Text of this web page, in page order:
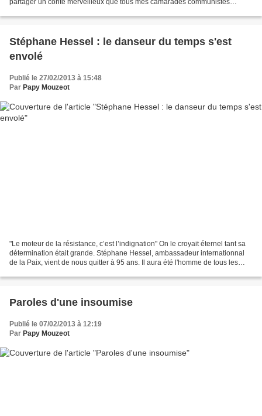
Stéphane Hessel : le danseur du temps s'est
envolé
Publié le 27/02/2013 à 15:48
Par Papy Mouzeot
"Le moteur de la résistance, c’est l’indignation" On le croyait éternel tant sa
détermination était grande. Stéphane Hessel, ambassadeur internationnal
de la Paix, vient de nous quitter à 95 ans. Il aura été l'homme de tous les
Paroles d'une insoumise
Publié le 07/02/2013 à 12:19
Par Papy Mouzeot